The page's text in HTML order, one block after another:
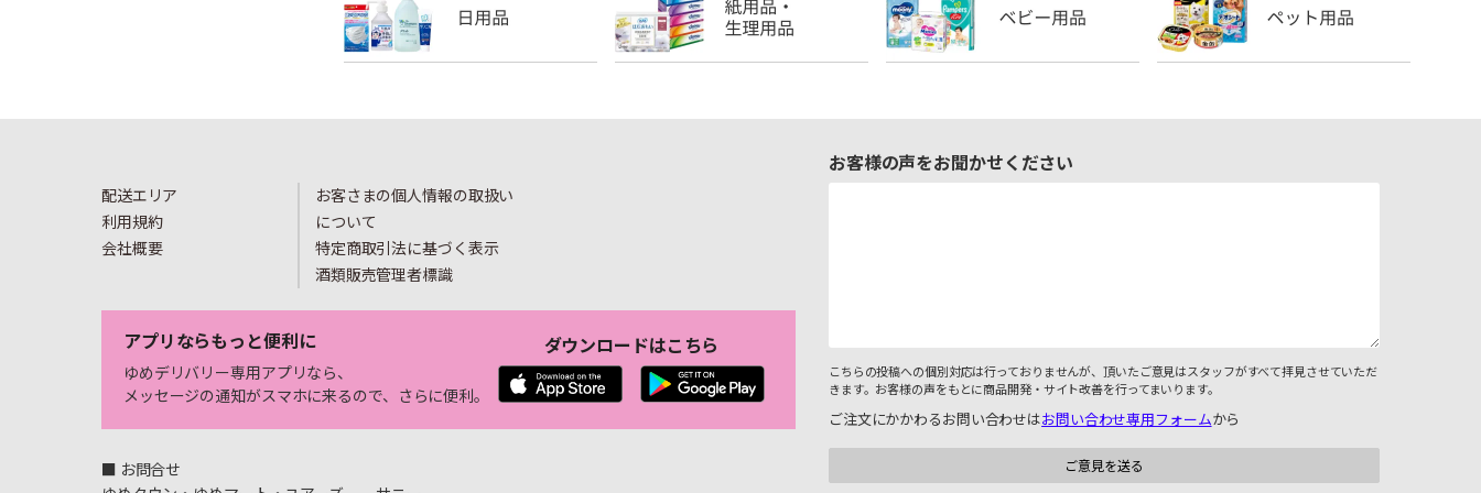
配送エリア
利用規約
会社概要
お客さまの個人情報の取扱い
について
特定商取引法に基づく表示
酒類販売管理者標識
アプリならもっと便利に
ゆめデリバリー専用アプリなら、
メッセージの通知がスマホに来るので、さらに便利。
ダウンロードはこちら
■ お問合せ
お客様の声をお聞かせください
こちらの投稿への個別対応は行っておりませんが、頂いたご意見はスタッフがすべて拝見させていただ
きます。お客様の声をもとに商品開発・サイト改善を行ってまいります。
ご注文にかかわるお問い合わせはお問い合わせ専用フォームから